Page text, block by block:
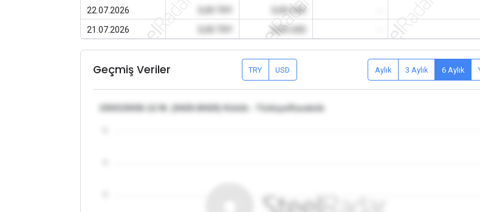
22.07.2026
0,00 USD
21.07.2026
0,00 USD
Geçmiş Veriler TRY USD Aylık 3 Aylık 6 Aylık
150X150X6-12 M. (S420-B420) Kütük - Türkiye/Karabük